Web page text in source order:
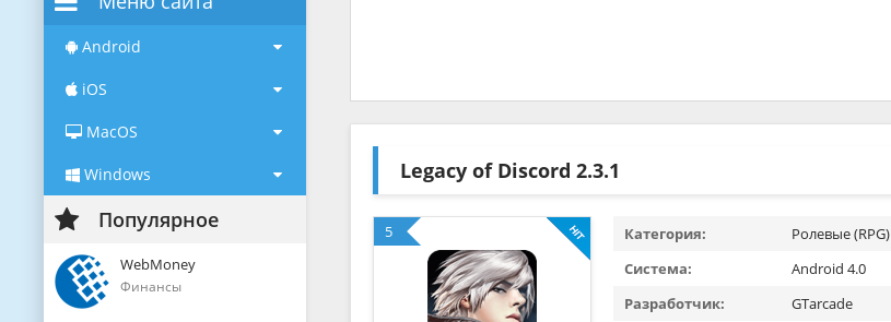
Android
iOS
MacOS
Windows
Популярное
WebMoney
Финансы
Legacy of Discord 2.3.1
5 Категория:
Ролевые (RPG)
Система:
Android 4.0
Разработчик:
GTarcade